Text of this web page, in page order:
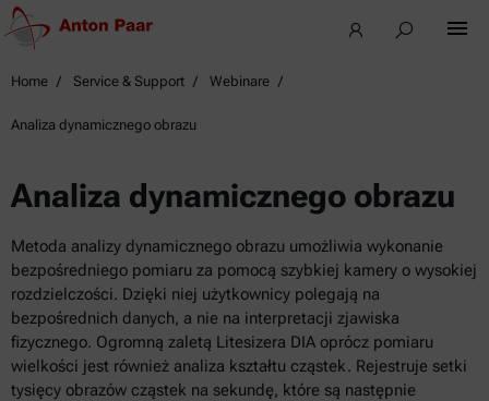
Home Service & Support Webinare
Analiza dynamicznego obrazu
Analiza dynamicznego obrazu
Metoda analizy dynamicznego obrazu umożliwia wykonanie
bezpośredniego pomiaru za pomocą szybkiej kamery o wysokiej
rozdzielczości. Dzięki niej użytkownicy polegają na
bezpośrednich danych, a nie na interpretacji zjawiska
fizycznego. Ogromną zaletą Litesizera DIA oprócz pomiaru
wielkości jest również analiza kształtu cząstek. Rejestruje setki
tysięcy obrazów cząstek na sekundę, które są następnie